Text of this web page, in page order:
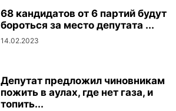
68 кандидатов от 6 партий будут
бороться за место депутата ...
14.02.2023
Депутат предложил чиновникам
пожить в аулах, где нет газа, и
топить...